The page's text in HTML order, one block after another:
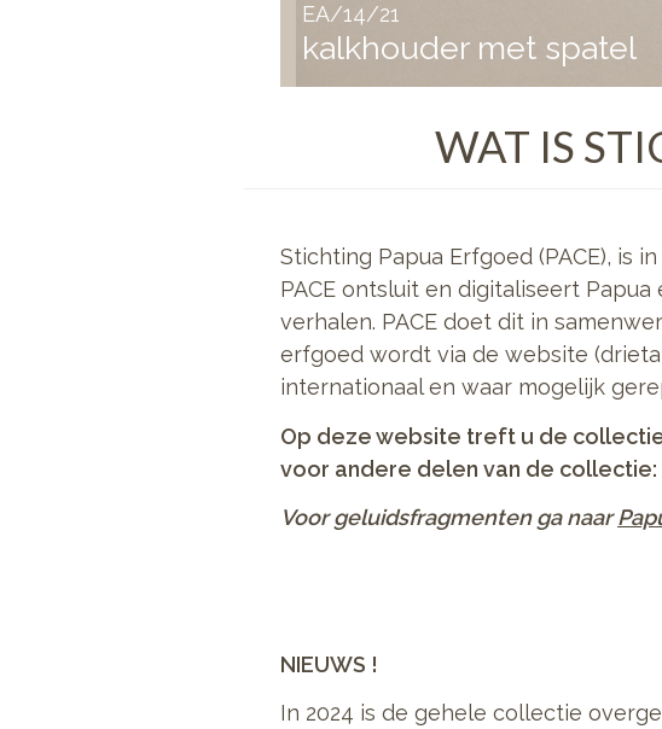
EA/39/4
neussieraad
WAT IS
Stichting Papua Erfgoed (PACE), is
PACE ontsluit en digitaliseert
verhalen. PACE doet dit in
erfgoed wordt via de website
internationaal en waar mogelijk
Op deze website treft u de
voor andere delen van de collectie:
Voor geluidsfragmenten ga naar
NIEUWS !
In 2024 is de gehele collectie